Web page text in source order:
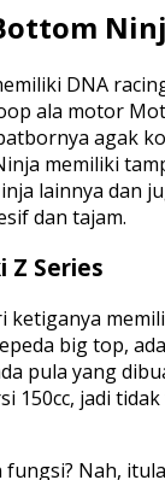
DNA
ala motor
agak
memiliki
lainnya dan
dan tajam.
Z Series
ketiganya
big top,
pula yang
150cc, jadi
fungsi? Nah,